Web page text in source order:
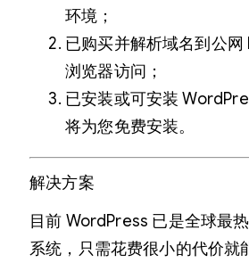
环境；
已购买并解析域名到公网
浏览器访问；
已安装或可安装
将为您免费安装。
解决方案
目前 WordPress 已是全球最
系统，只需花费很小的代价就